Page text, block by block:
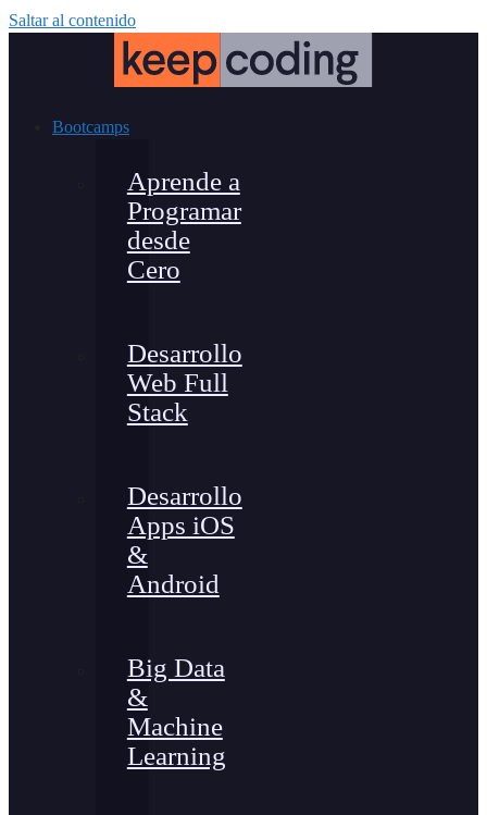
Saltar al contenido
Bootcamps
Aprende a
Programar
desde
Cero
Desarrollo
Web Full
Stack
Desarrollo
Apps iOS
&
Android
Big Data
&
Machine
Learning